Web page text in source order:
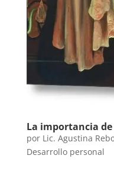
La importancia
por Lic. Agustina
Desarrollo personal